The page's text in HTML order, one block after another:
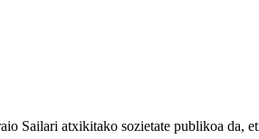
Sailari atxikitako sozietate publikoa da,